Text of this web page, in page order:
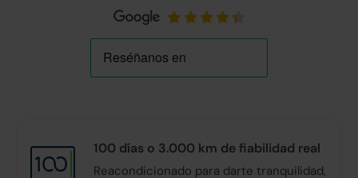
100 días o 3.000 km defiabilidad real
Reacondicionado para darte tranquilidad,